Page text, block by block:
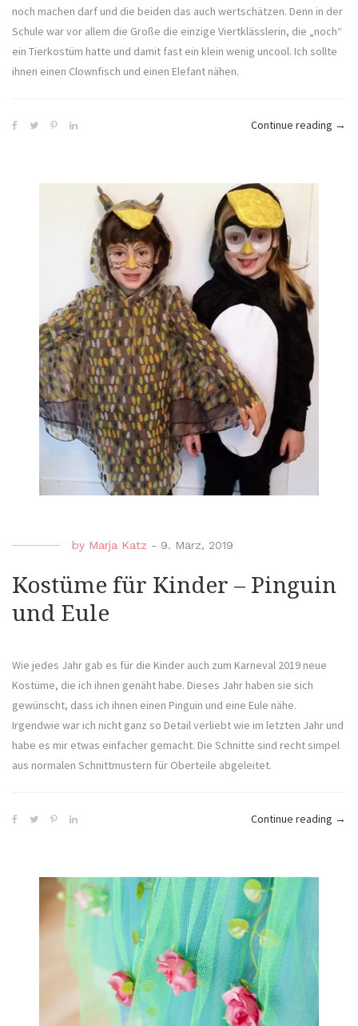
noch machen darf und die beiden das auch wertschätzen. Denn in der
Schule war vor allem die Große die einzige Viertklässlerin, die „noch“
ein Tierkostüm hatte und damit fast ein klein wenig uncool. Ich sollte
ihnen einen Clownfisch und einen Elefant nähen.
Continue reading →
by Marja Katz - 9. März, 2019
Kostüme für Kinder – Pinguin
und Eule
Wie jedes Jahr gab es für die Kinder auch zum Karneval 2019 neue
Kostüme, die ich ihnen genäht habe. Dieses Jahr haben sie sich
gewünscht, dass ich ihnen einen Pinguin und eine Eule nähe.
Irgendwie war ich nicht ganz so Detail verliebt wie im letzten Jahr und
habe es mir etwas einfacher gemacht. Die Schnitte sind recht simpel
aus normalen Schnittmustern für Oberteile abgeleitet.
Continue reading →